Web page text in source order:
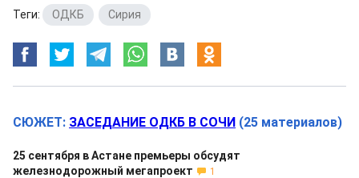
Теги: ОДКБ Сирия
СЮЖЕТ: ЗАСЕДАНИЕ ОДКБ В СОЧИ (25 материалов)
25 сентября в Астане премьеры обсудят
железнодорожный мегапроект
1